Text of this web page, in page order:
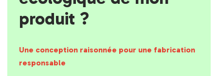
produit ?
Une conception raisonnée pour une fabrication
responsable